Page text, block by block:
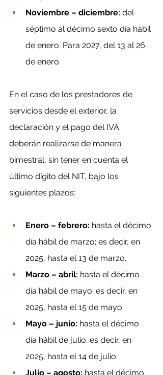
Noviembre – diciembre: del
séptimo al décimo sexto día hábil
de enero. Para 2027, del 13 al 26
de enero.
En el caso de los prestadores de
servicios desde el exterior, la
declaración y el pago del IVA
deberán realizarse de manera
bimestral, sin tener en cuenta el
último dígito del NIT, bajo los
siguientes plazos:
Enero – febrero: hasta el décimo
día hábil de marzo; es decir, en
2025, hasta el 13 de marzo.
Marzo – abril: hasta el décimo
día hábil de mayo; es decir, en
2025, hasta el 15 de mayo.
Mayo – junio: hasta el décimo
día hábil de julio; es decir, en
2025, hasta el 14 de julio.
Julio – agosto: hasta el décimo